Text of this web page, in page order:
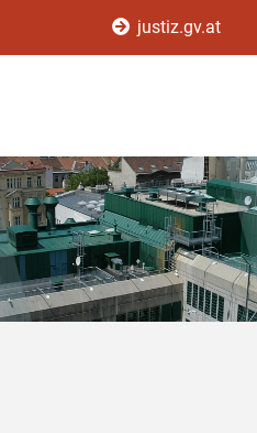
justiz.gv.at